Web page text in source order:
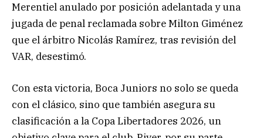
Merentiel anulado por posición adelantada y una
jugada de penal reclamada sobre Milton Giménez
que el árbitro Nicolás Ramírez, tras revisión del
VAR, desestimó.
Con esta victoria, Boca Juniors no solo se queda
con el clásico, sino que también asegura su
clasificación a la Copa Libertadores 2026, un